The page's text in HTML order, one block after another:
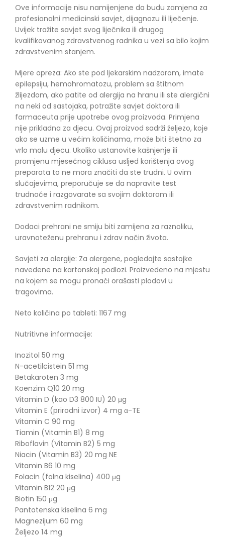
Ove informacije nisu namijenjene da budu zamjena za
profesionalni medicinski savjet, dijagnozu ili liječenje.
Uvijek tražite savjet svog liječnika ili drugog
kvalifikovanog zdravstvenog radnika u vezi sa bilo kojim
zdravstvenim stanjem.
Mjere opreza: Ako ste pod ljekarskim nadzorom, imate
epilepsiju, hemohromatozu, problem sa štitnom
žlijezdom, ako patite od alergija na hranu ili ste alergični
na neki od sastojaka, potražite savjet doktora ili
farmaceuta prije upotrebe ovog proizvoda. Primjena
nije prikladna za djecu. Ovaj proizvod sadrži željezo, koje
ako se uzme u većim količinama, može biti štetno za
vrlo malu djecu. Ukoliko ustanovite kašnjenje ili
promjenu mjesečnog ciklusa usljed korištenja ovog
preparata to ne mora značiti da ste trudni. U ovim
slučajevima, preporučuje se da napravite test
trudnoće i razgovarate sa svojim doktorom ili
zdravstvenim radnikom.
Dodaci prehrani ne smiju biti zamijena za raznoliku,
uravnoteženu prehranu i zdrav način života.
Savjeti za alergije: Za alergene, pogledajte sastojke
navedene na kartonskoj podlozi. Proizvedeno na mjestu
na kojem se mogu pronaći orašasti plodovi u
tragovima.
Neto količina po tableti: 1167 mg
Nutritivne informacije:
Inozitol 50 mg
N-acetilcistein 51 mg
Betakaroten 3 mg
Koenzim Q10 20 mg
Vitamin D (kao D3 800 IU) 20 μg
Vitamin E (prirodni izvor) 4 mg α-TE
Vitamin C 90 mg
Tiamin (Vitamin B1) 8 mg
Riboflavin (Vitamin B2) 5 mg
Niacin (Vitamin B3) 20 mg NE
Vitamin B6 10 mg
Folacin (folna kiselina) 400 μg
Vitamin B12 20 μg
Biotin 150 μg
Pantotenska kiselina 6 mg
Magnezijum 60 mg
Željezo 14 mg